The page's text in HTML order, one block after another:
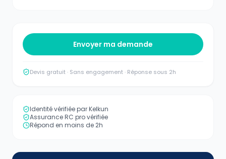
Envoyer ma demande
Devis gratuit · Sans engagement · Réponse sous 2h
Identité vérifiée par Kelkun
Assurance RC pro vérifiée
Répond en moins de 2h